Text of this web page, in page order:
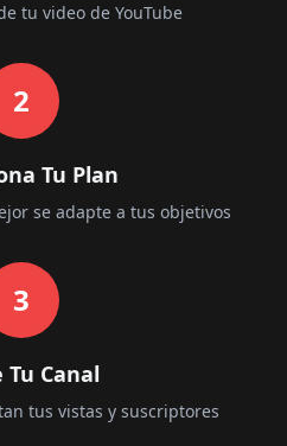
tu video de YouTube
2
Tu Plan
se adapte a tus objetivos
3
Tu Canal
tus vistas y suscriptores